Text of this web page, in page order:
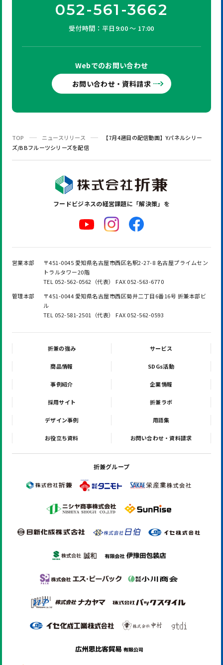
052-561-3662
受付時間：平日9:00 ～ 17:00
Webでのお問い合わせ
お問い合わせ・資料請求
TOP ニュースリリース
【7月4週目の配信動画】Yパネルシリー
ズ/BBフルーツシリーズを配信
フードビジネスの経営課題に「解決策」を
営業本部
〒451-0045 愛知県名古屋市西区名駅2-27-8 名古屋プライムセン
トラルタワー20階
TEL 052-562-0562（代表） FAX 052-563-6770
管理本部
〒451-0044 愛知県名古屋市西区菊井二丁目6番16号 折兼本部ビ
ル
TEL 052-581-2501（代表） FAX 052-562-0593
折兼の強み サービス
商品情報 SDGs活動
事例紹介 企業情報
採用サイト 折兼ラボ
デザイン事例 用語集
お役立ち資料 お問い合わせ・資料請求
折兼グループ